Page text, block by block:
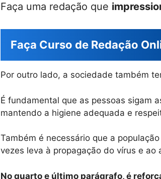
Faça uma redação que
Faça Curso de Redação
Por outro lado, a sociedade também
É fundamental que as pessoas sigam
mantendo a higiene adequada e
Também é necessário que a
vezes leva à propagação do vírus e ao
No quarto e último parágrafo, é